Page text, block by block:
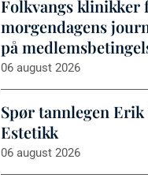
Folkvangs klinikker
morgendagens
på
06 august 2026
Spør tannlegen
Estetikk
06 august 2026